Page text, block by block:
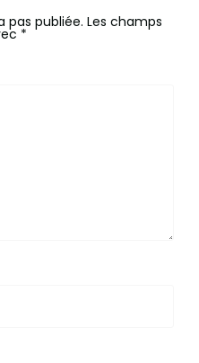
pas publiée. Les champs
*